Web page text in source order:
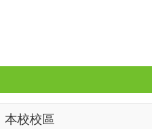
本校校區